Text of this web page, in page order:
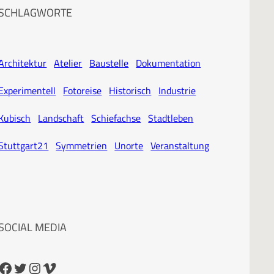
Atelier Baustelle Dokumentation
Fotoreise Historisch Industrie
Landschaft Schiefachse Stadtleben
Symmetrien Unorte Veranstaltung
MEDIA
Twitter InstagramVimeo